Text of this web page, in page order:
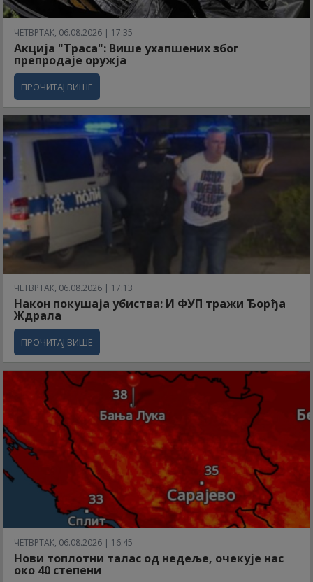
ЧЕТВРТАК, 06.08.2026 | 17:35
Акција "Траса": Више ухапшених због
препродаје оружја
ПРОЧИТАЈ ВИШЕ
ЧЕТВРТАК, 06.08.2026 | 17:13
Након покушаја убиства: И ФУП тражи Ђорђа
Ждрала
ПРОЧИТАЈ ВИШЕ
ЧЕТВРТАК, 06.08.2026 | 16:45
Нови топлотни талас од недеље, очекује нас
око 40 степени